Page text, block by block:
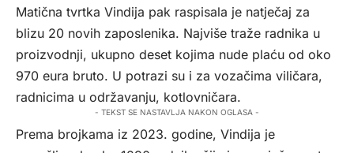
Matična tvrtka Vindija pak raspisala je natječaj za
blizu 20 novih zaposlenika. Najviše traže radnika u
proizvodnji, ukupno deset kojima nude plaću od oko
970 eura bruto. U potrazi su i za vozačima viličara,
radnicima u održavanju, kotlovničara.
- TEKST SE NASTAVLJA NAKON OGLASA -
Prema brojkama iz 2023. godine, Vindija je